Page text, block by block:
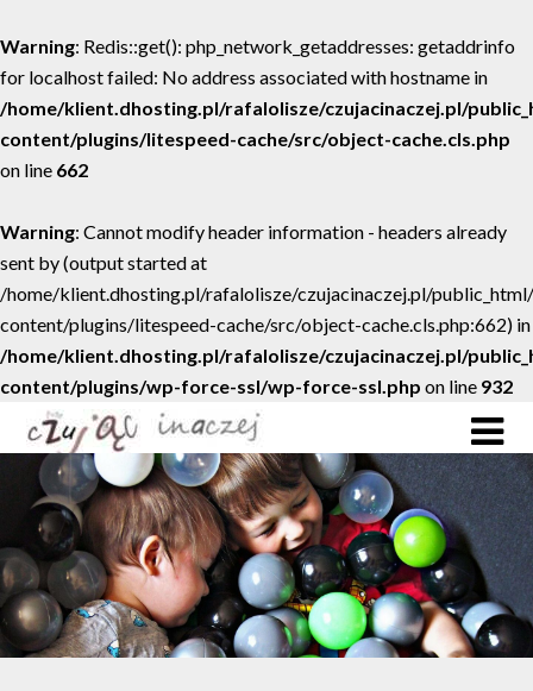
Warning: Redis::get(): php_network_getaddresses: getaddrinfo
for localhost failed: No address associated with hostname in
/home/klient.dhosting.pl/rafalolisze/czujacinaczej.pl/
content/plugins/litespeed-cache/src/object-cache.cls.php
on line 662
Warning: Cannot modify header information - headers already
sent by (output started at
/home/klient.dhosting.pl/rafalolisze/czujacinaczej.pl/
content/plugins/litespeed-cache/src/object-cache.cls.php:662) in
/home/klient.dhosting.pl/rafalolisze/czujacinaczej.pl/
content/plugins/wp-force-ssl/wp-force-ssl.php on line 932